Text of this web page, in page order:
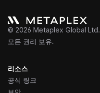
© 2026 Metaplex Global Ltd.
모든 권리 보유.
리소스
공식 링크